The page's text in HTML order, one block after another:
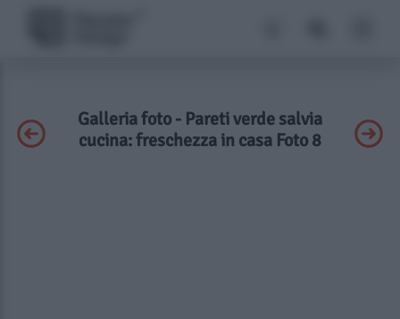
Galleria foto - Pareti verde salvia
cucina: freschezza in casa Foto 8